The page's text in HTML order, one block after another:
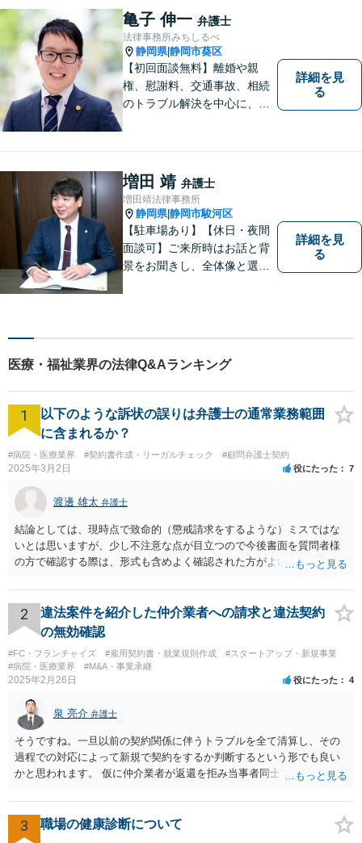
す。法人・個人事業主の事業
再建・債務整理の問題解決に
自信があります。
亀子 伸一 弁護士
法律事務所みちしるべ
静岡県|静岡市葵区
【初回面談無料】離婚や親
権、慰謝料、交通事故、相続
のトラブル解決を中心に、一
護士です。遺言書などのご相
談も、お任せください。【静
岡市の弁護士】
詳細を見
る
増田 靖 弁護士
増田靖法律事務所
静岡県|静岡市駿河区
【駐車場あり】【休日・夜間
面談可】ご来所時はお話と背
景をお聞きし、全体像と選択
ください。
詳細を見
る
医療・福祉業界の法律Q&Aランキング
1
以下のような訴状の誤りは弁護士の通常業務範囲
に含まれるか？
#病院・医療業界 #契約書作成・リーガルチェック #顧問弁護士契約
2025年3月2日 役にたった 7
渡邊 雄太 弁護士
結論としては、現時点で致命的（懲戒請求をするような）ミスではな
いとは思いますが、少し不注意な点が目立つので今後書面を質問者様
の方で確認する際は、形式も含めよく確認された方がよいと思われま
正 →のぞましくはないですが、時たまあるものと存じます。 通常は、
弁護士が起案 Ⅰ依頼者に内容の確認 Ⅱ弁護士が誤字脱字等を確認 Ⅲ
念のため事務員が確認 Ⅳ提出 の流れになりますので、どこかの段階で
気が付くことが多いです。仮処分等緊急性が高い案件では提出時に裁
判所窓口で修正して受理してもらうということはありますので、その
場合は責められない部分もあるかと思います。 ②証拠である薬品名を
うね。よくわからないならば弁護士としては依頼者にこちらの薬品で
よいですかと聞くべきではあると思います。他のミスに比してこれは
内容に関するミスなので、今後はよく確認いただいた方がよいと思い
ます。 ③証拠のナンバーが入らないまま甲号証のハンコが押されたま
まになっている →形式ミスですね。不注意ですが、訴訟の勝敗に直結
ショットの証拠が縦長や横長に印刷され、文字が間延びしている(読め
ないことはない) →こちらも③と同様であると思います。 以上のとお
り、①～④も訴訟の勝敗に直結するものではないと思われますので、
2
違法案件を紹介した仲介業者への請求と違法契約
の無効確認
#FC・フランチャイズ #雇用契約書・就業規則作成
#スタートアップ・新規事業
#病院・医療業界
#M&A・事業承継
2025年2月26日 役にたった 4
泉 亮介 弁護士
そうですね。一旦以前の契約関係に伴うトラブルを全て清算し、その
過程での対応によって新規で契約をするか判断するという形でも良い
かと思われます。 仮に仲介業者が返還を拒み当事者同士での解決が困
3 職場の健康診断について